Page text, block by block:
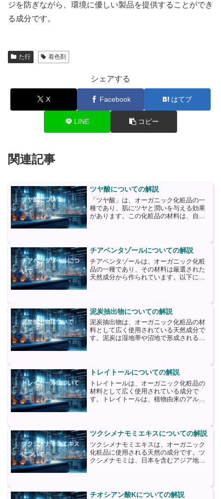
ジを防ぎながら、環境に優しい製品を提供することができ
る成分です。
た行 着色剤
シェアする
X Facebook はてブ
LINE コピー
関連記事
ツヤ酸についての解説
「ツヤ酸」は、オーガニック化粧品の一
種であり、肌にツヤと潤いを与える効果
があります。この化粧品の材料は、自然
は、体内にも存在する保湿成...
チアベンタゾールについての解説
チアベンタゾールは、オーガニック化粧
品の一種であり、その材料は厳選された
天然成分から作られています。以下に、
チアシードから抽出され...
泥炭抽出物についての解説
泥炭抽出物は、オーガニック化粧品の材
料として広く使用されている天然成分で
す。泥炭は湿地帯や沼地で形成される有
くの美容効果を持っていま...
トレイトールについての解説
トレイトールは、オーガニック化粧品の
材料として広く使用されている成分で
す。トレイトールは、植物由来のアルコ
す。まず、トレイトールは保湿...
ツクシメナモミエキスについての解説
ツクシメナモミエキスは、オーガニック
化粧品に使用される天然の成分です。ツ
クシメナモミは、日本を含むアジア地域
を含んでおり、肌の健康を...
チオシアン酸Kについての解説